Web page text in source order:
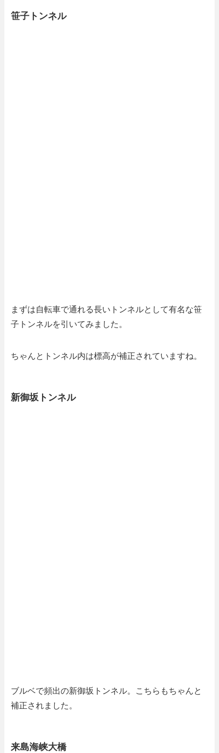
笹子トンネル
まずは自転車で通れる長いトンネルとして有名な笹
子トンネルを引いてみました。
ちゃんとトンネル内は標高が補正されていますね。
新御坂トンネル
ブルベで頻出の新御坂トンネル。こちらもちゃんと
補正されました。
来島海峡大橋